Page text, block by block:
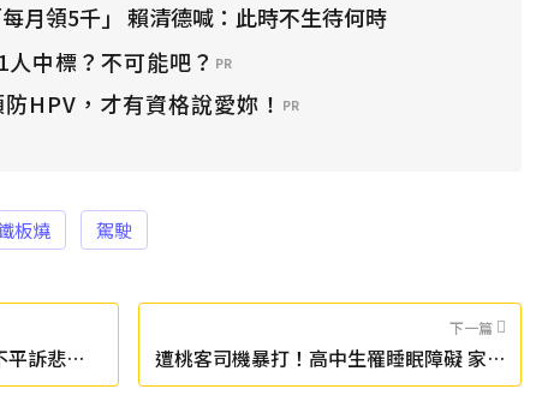
月領5千」 賴清德喊：此時不生待何時
中標？不可能吧？ PR
HPV，才有資格說愛妳！ PR
板燒 駕駛
平訴悲慘
下一篇
遭桃客司機暴打！高中生罹睡眠障礙 家長
心寒目擊者無人制止